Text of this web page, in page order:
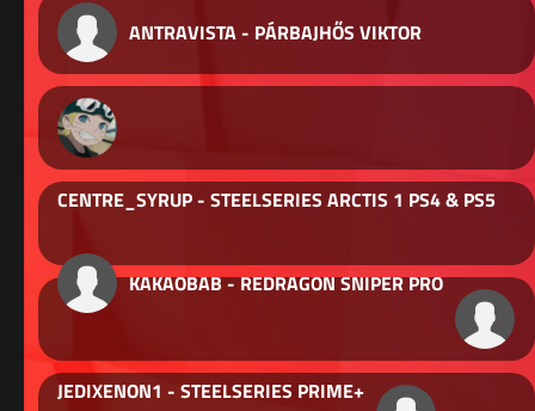
ANTRAVISTA - PÁRBAJHŐS VIKTOR
CENTRE_SYRUP - STEELSERIES ARCTIS 1 PS4 & PS5
KAKAOBAB - REDRAGON SNIPER PRO
JEDIXENON1 - STEELSERIES PRIME+